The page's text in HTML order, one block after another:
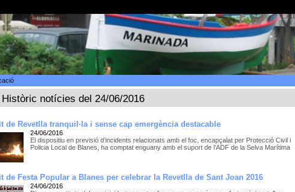
Històric notícies del 24/06/2016
de Revetlla tranquil·la i sense cap emergència destacable
24/06/2016
El dispositiu en previsió d’incidents relacionats amb el foc, encapçalat per Protecció Civil i
Policia Local de Blanes, ha comptat enguany amb el suport de l’ADF de la Selva Marítima
de Festa Popular a Blanes per celebrar la Revetlla de Sant Joan 2016
24/06/2016